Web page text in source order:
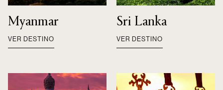
Myanmar
VER DESTINO
Sri Lanka
VER DESTINO